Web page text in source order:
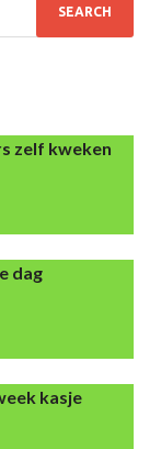
zelf kweken
dag
kasje